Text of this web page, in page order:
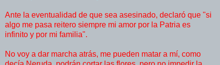
Ante la eventualidad de que sea asesinado, declaró que "si
algo me pasa reitero siempre mi amor por la Patria es
infinito y por mi familia".
No voy a dar marcha atrás, me pueden matar a mí, como